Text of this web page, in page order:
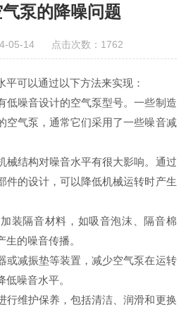
泵的降噪问题
05-14 点击次数：1762
平可以通过以下方法来实现：
低噪音设计的空气泵型号。一些制造
空气泵，通常它们采用了一些噪音减
械结构对噪音水平有很大影响。通过
件的设计，可以降低机械运转时产生
装隔音材料，如吸音泡沫、隔音棉
生的噪音传播。
或减振垫等装置，减少空气泵在运转
低噪音水平。
行维护保养，包括清洁、润滑和更换